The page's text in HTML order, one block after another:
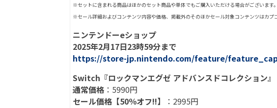
※セットに含まれる商品はほかのセット商品や単体でもご購入いただける場合がございます
※セール詳細およびコンテンツ内容や価格、掲載外のそのほかセール対象コンテンツはカプ
ニンテンドーeショップ
2025年2月17日23時59分まで
https://store-jp.nintendo.com/feature/
Switch『ロックマンエグゼ アドバンスドコレクション』
通常価格 ：5990円
セール価格【50％オフ!!】
：2995円